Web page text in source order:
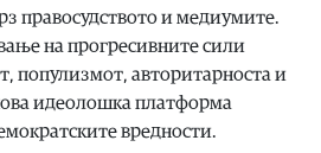
правосудството и медиумите.
на прогресивните сили
популизмот, авторитарноста и
идеолошка платформа
вредности.